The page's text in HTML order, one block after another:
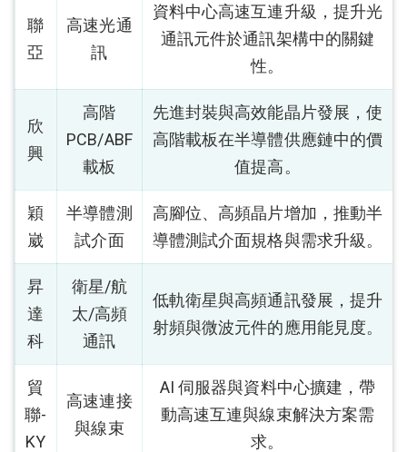
聯
亞
高速光通
訊
資料中心高速互連升級，提升光
通訊元件於通訊架構中的關鍵
性。
欣
興
高階
PCB/ABF
載板
先進封裝與高效能晶片發展，使
高階載板在半導體供應鏈中的價
值提高。
穎
崴
半導體測
試介面
高腳位、高頻晶片增加，推動半
導體測試介面規格與需求升級。
昇
達
科
衛星/航
太/高頻
通訊
低軌衛星與高頻通訊發展，提升
射頻與微波元件的應用能見度。
貿
聯-
KY
高速連接
與線束
AI 伺服器與資料中心擴建，帶
動高速互連與線束解決方案需
求。